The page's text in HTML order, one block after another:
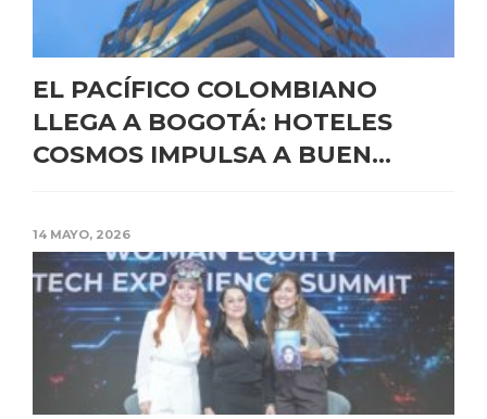
EL PACÍFICO COLOMBIANO
LLEGA A BOGOTÁ: HOTELES
COSMOS IMPULSA A BUEN...
14 MAYO, 2026